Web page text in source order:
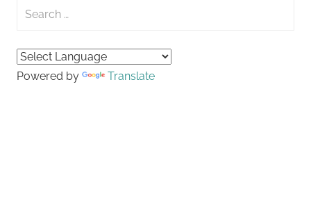
Search
Powered by Translate